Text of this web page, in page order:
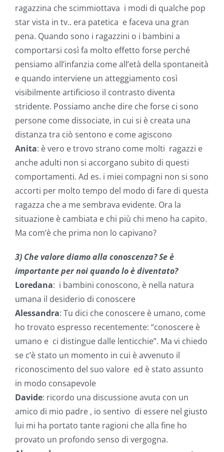
ragazzina che scimmiottava i modi di qualche pop
star vista in tv.. era patetica e faceva una gran
pena. Quando sono i ragazzini o i bambini a
comportarsi così fa molto effetto forse perché
pensiamo all’infanzia come all’età della spontaneità
e quando interviene un atteggiamento così
visibilmente artificioso il contrasto diventa
stridente. Possiamo anche dire che forse ci sono
persone come dissociate, in cui si è creata una
distanza tra ciò sentono e come agiscono
Anita: è vero e trovo strano come molti ragazzi e
anche adulti non si accorgano subito di questi
comportamenti. Ad es. i miei compagni non si sono
accorti per molto tempo del modo di fare di questa
ragazza che a me sembrava evidente. Ora la
situazione è cambiata e chi più chi meno ha capito.
Ma com’è che prima non lo capivano?
3) Che valore diamo alla conoscenza? Se è
importante per noi quando lo è diventato?
Loredana: i bambini conoscono, è nella natura
umana il desiderio di conoscere
Alessandra: Tu dici che conoscere è umano, come
ho trovato espresso recentemente: “conoscere è
umano e ci distingue dalle lenticchie”. Ma vi chiedo
se c’è stato un momento in cui è avvenuto il
riconoscimento del suo valore ed è stato assunto
in modo consapevole
Davide: ricordo una discussione avuta con un
amico di mio padre , io sentivo di essere nel giusto
lui mi ha portato tante ragioni che alla fine ho
provato un profondo senso di vergogna.